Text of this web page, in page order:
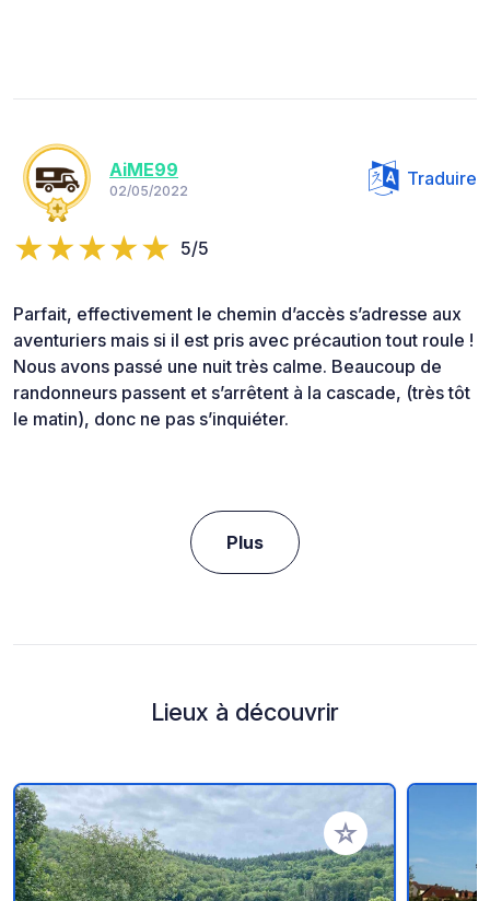
AiME99
02/05/2022
Traduire
5/5
Parfait, effectivement le chemin d’accès s’adresse aux
aventuriers mais si il est pris avec précaution tout roule !
Nous avons passé une nuit très calme. Beaucoup de
randonneurs passent et s’arrêtent à la cascade, (très tôt
le matin), donc ne pas s’inquiéter.
Plus
Lieux à découvrir
Ajouter à vos